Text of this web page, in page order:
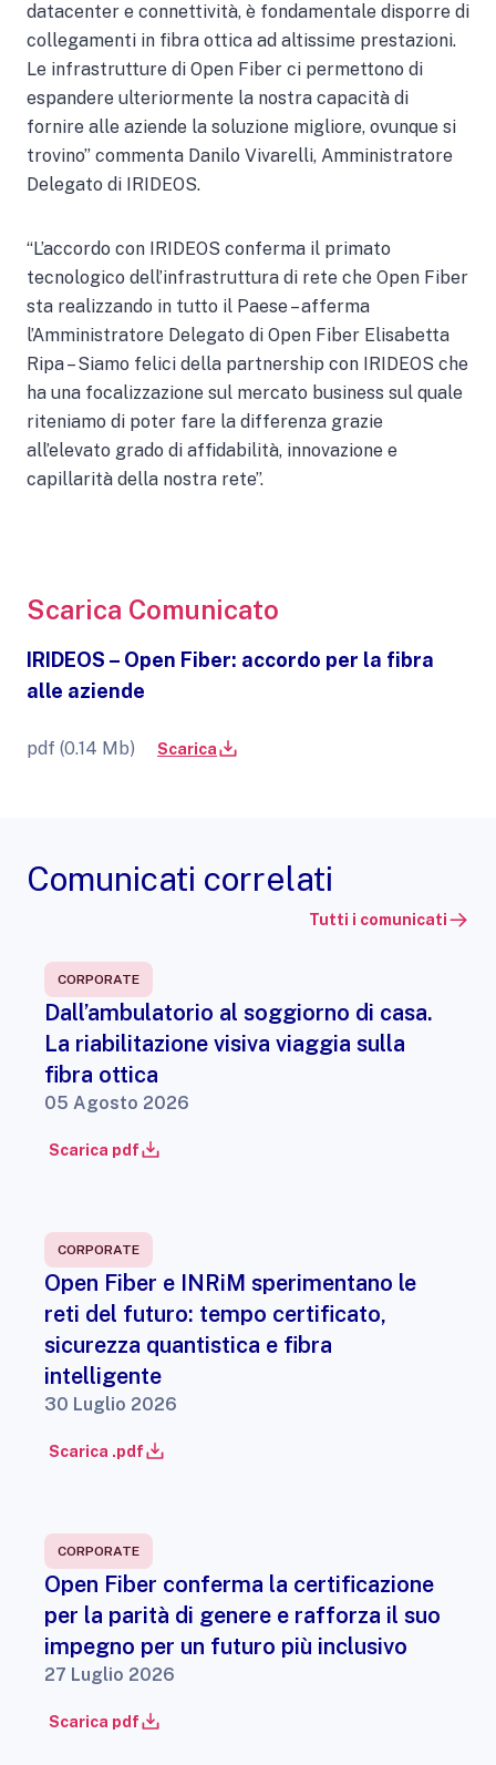
datacenter e connettività, è fondamentale disporre di
collegamenti in fibra ottica ad altissime prestazioni.
Le infrastrutture di Open Fiber ci permettono di
espandere ulteriormente la nostra capacità di
fornire alle aziende la soluzione migliore, ovunque si
trovino” commenta Danilo Vivarelli, Amministratore
Delegato di IRIDEOS.
“L’accordo con IRIDEOS conferma il primato
tecnologico dell’infrastruttura di rete che Open Fiber
sta realizzando in tutto il Paese – afferma
l’Amministratore Delegato di Open Fiber Elisabetta
Ripa – Siamo felici della partnership con IRIDEOS che
ha una focalizzazione sul mercato business sul quale
riteniamo di poter fare la differenza grazie
all’elevato grado di affidabilità, innovazione e
capillarità della nostra rete”.
Scarica Comunicato
IRIDEOS – Open Fiber: accordo per la fibra
alle aziende
pdf (0.14 Mb) Scarica
Comunicati correlati
Tutti i comunicati
CORPORATE
Dall’ambulatorio al soggiorno di casa.
La riabilitazione visiva viaggia sulla
fibra ottica
05 Agosto 2026
Scarica pdf
CORPORATE
Open Fiber e INRiM sperimentano le
reti del futuro: tempo certificato,
sicurezza quantistica e fibra
intelligente
30 Luglio 2026
Scarica .pdf
CORPORATE
Open Fiber conferma la certificazione
per la parità di genere e rafforza il suo
impegno per un futuro più inclusivo
27 Luglio 2026
Scarica pdf